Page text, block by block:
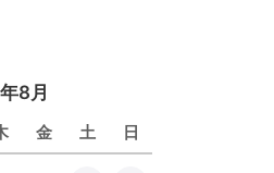
8月
金 土 日